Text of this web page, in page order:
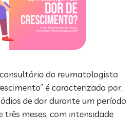
do reumatologista
é caracterizada por,
de dor durante um período
meses, com intensidade